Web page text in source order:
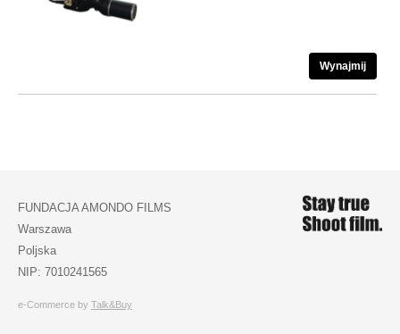
Wynajmij
FUNDACJA AMONDO FILMS
Warszawa
Poljska
NIP: 7010241565
e-Commerce by Talk&Buy